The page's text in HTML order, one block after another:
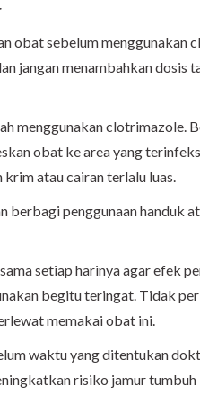
obat sebelum menggunakan
jangan menambahkan dosis
menggunakan clotrimazole.
obat ke area yang
atau cairan terlalu luas.
berbagi penggunaan handuk
setiap harinya agar efek
begitu teringat. Tidak
memakai obat ini.
waktu yang ditentukan
risiko jamur